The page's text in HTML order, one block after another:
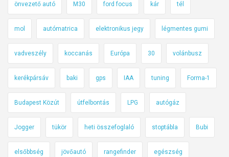
önvezető autó M30 ford focus kár tél
mol autómatrica elektronikus jegy légmentes gumi
vadveszély koccanás Európa 30 volánbusz
kerékpársáv baki gps IAA tuning Forma-1
Budapest Közút útfelbontás LPG autógáz
Jogger tükör heti összefoglaló stoptábla Bubi
elsőbbség jövőautó rangefinder egészség